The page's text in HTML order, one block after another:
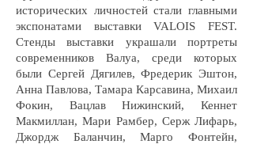
исторических личностей стали главными
экспонатами выставки VALOIS FEST.
Стенды выставки украшали портреты
современников Валуа, среди которых
были Сергей Дягилев, Фредерик Эштон,
Анна Павлова, Тамара Карсавина, Михаил
Фокин, Вацлав Нижинский, Кеннет
Макмиллан, Мари Рамбер, Серж Лифарь,
Джордж Баланчин, Марго Фонтейн,